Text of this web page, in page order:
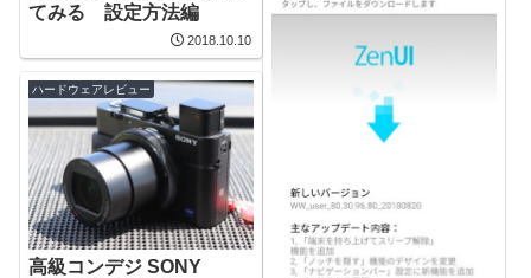
てみる 設定方法編
2018.10.10
ハードウェアレビュー
高級コンデジ SONY